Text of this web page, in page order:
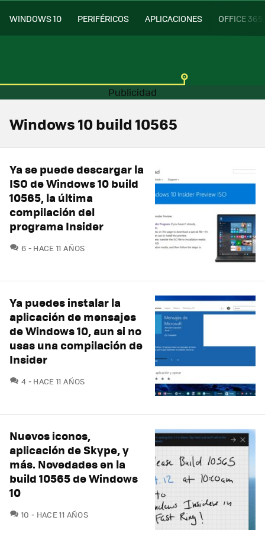
WINDOWS 10 PERIFÉRICOS APLICACIONES OFFICE 365
Windows 10 build 10565
Ya se puede descargar la
ISO de Windows 10 build
10565, la última
compilación del
programa Insider
6 COMENTARIOS
HACE 11 AÑOS
Ya puedes instalar la
aplicación de mensajes
de Windows 10, aun si no
usas una compilación de
Insider
4 COMENTARIOS
HACE 11 AÑOS
Nuevos iconos,
aplicación de Skype, y
más. Novedades en la
build 10565 de Windows
10
10 COMENTARIOS
HACE 11 AÑOS